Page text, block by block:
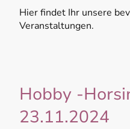
Hier findet Ihr unsere
Veranstaltungen.
Hobby -
23.11.2024